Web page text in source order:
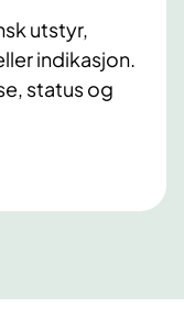
utstyr,
indikasjon.
status og